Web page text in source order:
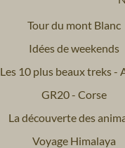
Tour du mont Blanc
Idées de weekends
Les 10 plus beaux treks -
GR20 - Corse
La découverte des
Voyage Himalaya